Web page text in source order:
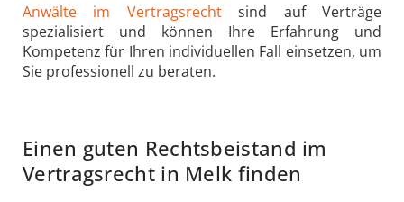
Anwälte im Vertragsrechtsind auf Verträge
spezialisiert und können Ihre Erfahrung und
Kompetenz für Ihren individuellen Fall einsetzen, um
Sie professionell zu beraten.
Einen guten Rechtsbeistand im
Vertragsrecht in Melk finden